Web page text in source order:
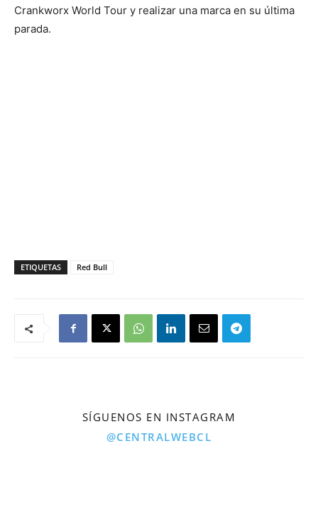
Crankworx World Tour y realizar una marca en su última
parada.
ETIQUETAS Red Bull
SÍGUENOS EN INSTAGRAM
@CENTRALWEBCL